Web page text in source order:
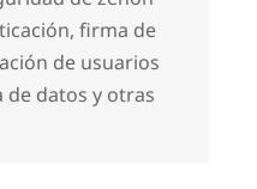
firma de
de usuarios
datos y otras